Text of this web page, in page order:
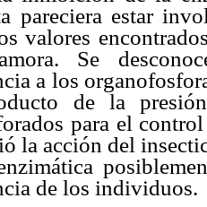
pareciera estar
valores
Se
a los
de la
para el
la acción del
de los individuos.